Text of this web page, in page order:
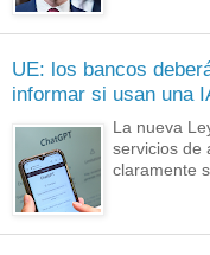
UE: los bancos
informar si usan una
La nueva
servicios de
claramente